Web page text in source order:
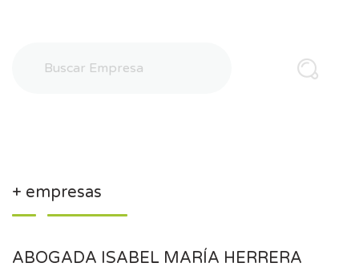
+ empresas
ABOGADA ISABEL MARÍA HERRERA